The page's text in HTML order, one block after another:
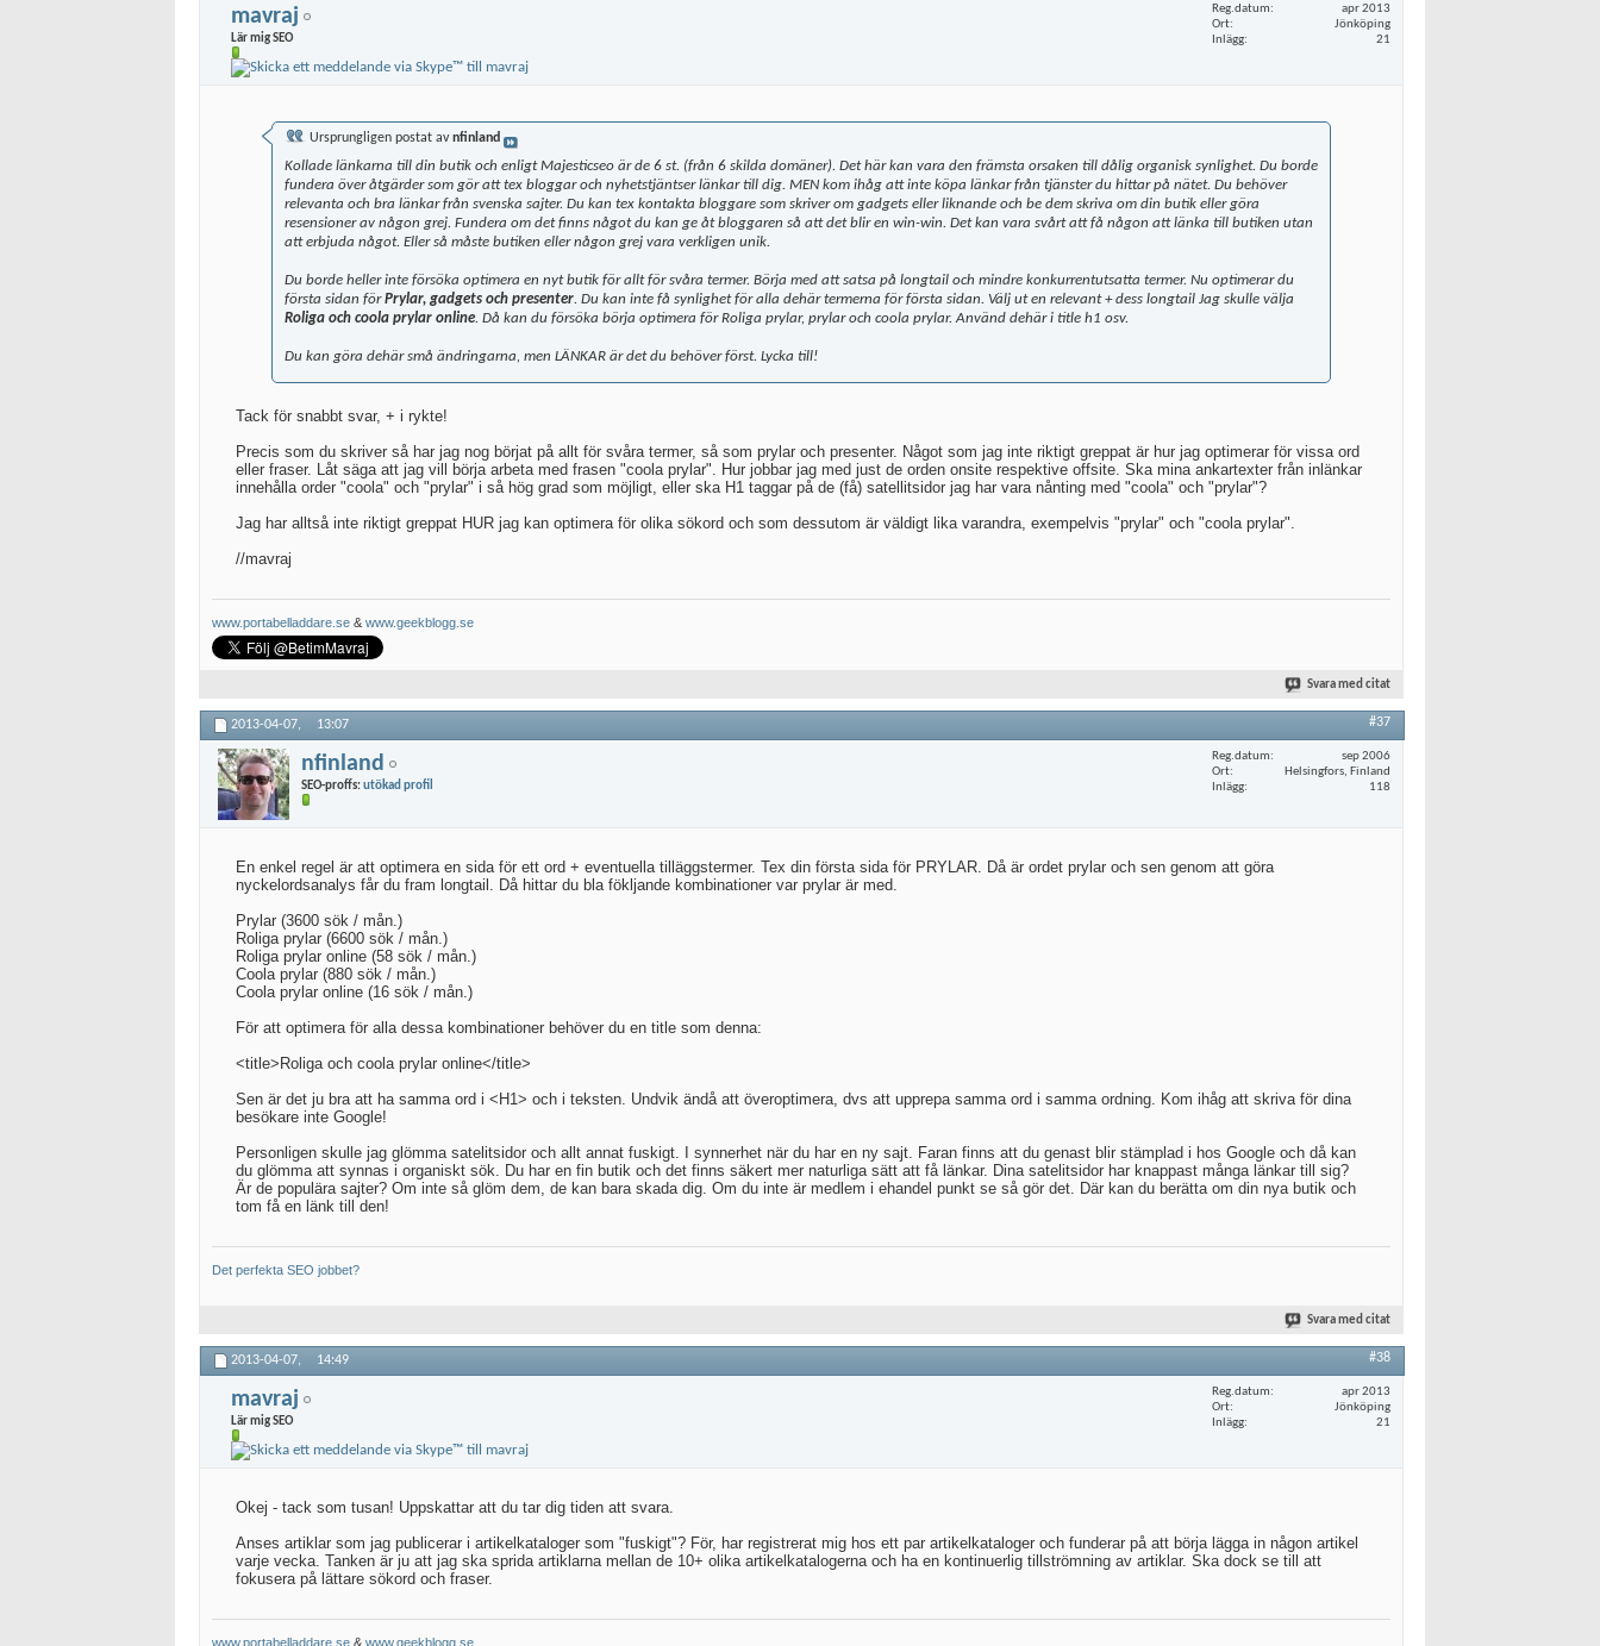
mavraj
Lär mig SEO
Reg.datum
apr 2013
Ort
Jönköping
Inlägg
21
Ursprungligen postat avnfinland
Kollade länkarna till din butik och enligt Majesticseo är de 6 st. (från 6 skilda domäner). Det här kan vara den främsta orsaken till dålig organisk synlighet. Du borde
fundera över åtgärder som gör att tex bloggar och nyhetstjäntser länkar till dig. MEN kom ihåg att inte köpa länkar från tjänster du hittar på nätet. Du behöver
relevanta och bra länkar från svenska sajter. Du kan tex kontakta bloggare som skriver om gadgets eller liknande och be dem skriva om din butik eller göra
resensioner av någon grej. Fundera om det finns något du kan ge åt bloggaren så att det blir en win-win. Det kan vara svårt att få någon att länka till butiken utan
att erbjuda något. Eller så måste butiken eller någon grej vara verkligen unik.
Du borde heller inte försöka optimera en nyt butik för allt för svåra termer. Börja med att satsa på longtail och mindre konkurrentutsatta termer. Nu optimerar du
första sidan förPrylar, gadgets och presenter. Du kan inte få synlighet för alla dehär termerna för första sidan. Välj ut en relevant + dess longtail Jag skulle välja
Roliga och coola prylar online. Då kan du försöka börja optimera för Roliga prylar, prylar och coola prylar. Använd dehär i title h1 osv.
Du kan göra dehär små ändringarna, men LÄNKAR är det du behöver först. Lycka till!
Tack för snabbt svar, + i rykte!
Precis som du skriver så har jag nog börjat på allt för svåra termer, så som prylar och presenter. Något som jag inte riktigt greppat är hur jag optimerar för vissa ord
eller fraser. Låt säga att jag vill börja arbeta med frasen "coola prylar". Hur jobbar jag med just de orden onsite respektive offsite. Ska mina ankartexter från inlänkar
innehålla order "coola" och "prylar" i så hög grad som möjligt, eller ska H1 taggar på de (få) satellitsidor jag har vara nånting med "coola" och "prylar"?
Jag har alltså inte riktigt greppat HUR jag kan optimera för olika sökord och som dessutom är väldigt lika varandra, exempelvis "prylar" och "coola prylar".
//mavraj
www.portabelladdare.se & www.geekblogg.se
Svara med citat
2013-04-07, 13:07 #37
nfinland
SEO-proffs:utökad profil
Reg.datum
sep 2006
Ort
Helsingfors, Finland
Inlägg
118
En enkel regel är att optimera en sida för ett ord + eventuella tilläggstermer. Tex din första sida för PRYLAR. Då är ordet prylar och sen genom att göra
nyckelordsanalys får du fram longtail. Då hittar du bla fökljande kombinationer var prylar är med.
Prylar (3600 sök / mån.)
Roliga prylar (6600 sök / mån.)
Roliga prylar online (58 sök / mån.)
Coola prylar (880 sök / mån.)
Coola prylar online (16 sök / mån.)
För att optimera för alla dessa kombinationer behöver du en title som denna:
<title>Roliga och coola prylar online</title>
Sen är det ju bra att ha samma ord i <H1> och i teksten. Undvik ändå att överoptimera, dvs att upprepa samma ord i samma ordning. Kom ihåg att skriva för dina
besökare inte Google!
Personligen skulle jag glömma satelitsidor och allt annat fuskigt. I synnerhet när du har en ny sajt. Faran finns att du genast blir stämplad i hos Google och då kan
du glömma att synnas i organiskt sök. Du har en fin butik och det finns säkert mer naturliga sätt att få länkar. Dina satelitsidor har knappast många länkar till sig?
Är de populära sajter? Om inte så glöm dem, de kan bara skada dig. Om du inte är medlem i ehandel punkt se så gör det. Där kan du berätta om din nya butik och
tom få en länk till den!
Det perfekta SEO jobbet?
Svara med citat
2013-04-07, 14:49 #38
mavraj
Lär mig SEO
Reg.datum
apr 2013
Ort
Jönköping
Inlägg
21
Okej - tack som tusan! Uppskattar att du tar dig tiden att svara.
Anses artiklar som jag publicerar i artikelkataloger som "fuskigt"? För, har registrerat mig hos ett par artikelkataloger och funderar på att börja lägga in någon artikel
varje vecka. Tanken är ju att jag ska sprida artiklarna mellan de 10+ olika artikelkatalogerna och ha en kontinuerlig tillströmning av artiklar. Ska dock se till att
fokusera på lättare sökord och fraser.
www.portabelladdare.se & www.geekblogg.se